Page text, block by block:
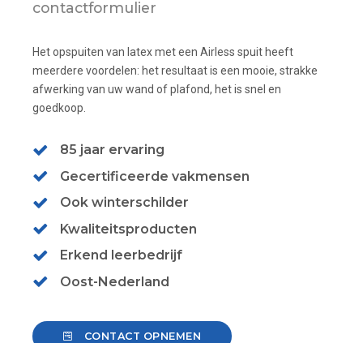
contactformulier
Het opspuiten van latex met een Airless spuit heeft
meerdere voordelen: het resultaat is een mooie, strakke
afwerking van uw wand of plafond, het is snel en
goedkoop.
85 jaar ervaring
Gecertificeerde vakmensen
Ook winterschilder
Kwaliteitsproducten
Erkend leerbedrijf
Oost-Nederland
CONTACT OPNEMEN